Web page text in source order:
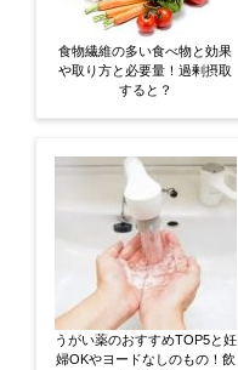
食物繊維の多い食べ物と効果
や取り方と必要量！過剰摂取
すると？
うがい薬のおすすめTOP5と妊
婦OKやヨードなしのもの！飲